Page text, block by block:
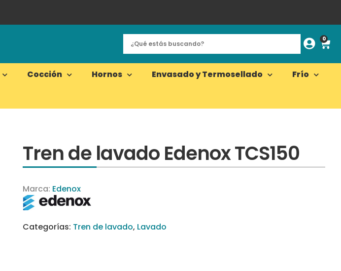
0
Cocción Hornos Envasado y Termosellado
Frío
Tren de lavado Edenox TCS150
Marca: Edenox
Categorías: Tren de lavado, Lavado